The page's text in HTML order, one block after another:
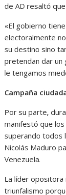
de AD resaltó
«El gobierno
electoralmente
su destino sino
pretendan dar un
le tengamos
Campaña
Por su parte,
manifestó que
superando todos
Nicolás Maduro
Venezuela.
La líder opositora
triunfalismo